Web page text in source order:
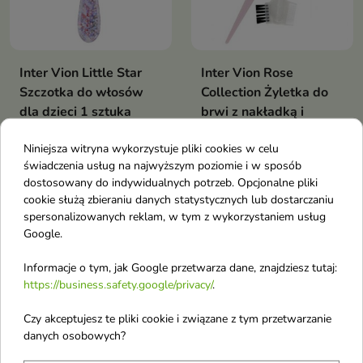
Inter Vion Little Star
Szczotka do włosów
dla dzieci 1 sztuka
gwiazdki to idealne narzędzie do
codziennej pielęgnacji włosów
dziecka
Inter Vion Rose
Collection Żyletka do
brwi z nakładką i
Żyletka ta jest również polecana
do depilacji innych delikatnych
obszarów twarzy i ciała
Obecnie brak na stanie favorite_border Obecnie brak na stanie favorite_border
Niniejsza witryna wykorzystuje pliki cookies w celu
świadczenia usług na najwyższym poziomie i w sposób
dostosowany do indywidualnych potrzeb. Opcjonalne pliki
cookie służą zbieraniu danych statystycznych lub dostarczaniu
spersonalizowanych reklam, w tym z wykorzystaniem usług
Google.
Informacje o tym, jak Google przetwarza dane, znajdziesz tutaj:
https://business.safety.google/privacy/.
Czy akceptujesz te pliki cookie i związane z tym przetwarzanie
danych osobowych?